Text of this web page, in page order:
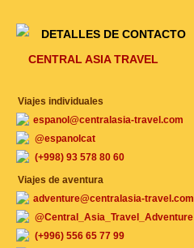
DETALLES DE CONTACTO
CENTRAL ASIA TRAVEL
Viajes individuales
espanol@centralasia-travel.com
@espanolcat
(+998) 93 578 80 60
Viajes de aventura
adventure@centralasia-travel.com
@Central_Asia_Travel_Adventure
(+996) 556 65 77 99